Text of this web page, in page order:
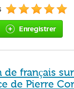
Enregistrer
français
de Pierre